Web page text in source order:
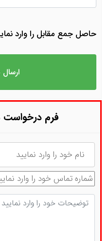
حاصل جمع مقابل را وارد نمایید:
فرم درخواست
نام
شماره تماس
توضیحات